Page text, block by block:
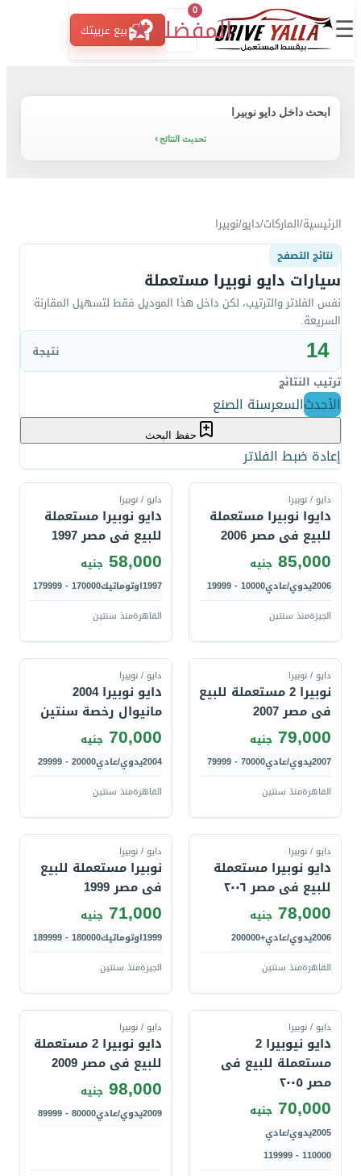
☰ المفضلة
0
★ بيع عربيتك
ابحث داخل دايو نوبيرا
تحديث النتائج
الرئيسية/الماركات/دايو/نوبيرا
نتائج التصفح
سيارات دايو نوبيرا مستعملة
نفس الفلاتر والترتيب، لكن داخل هذا الموديل فقط لتسهيل المقارنة
السريعة.
14
نتيجة
ترتيب النتائج
الأحدثالسعرسنة الصنع
حفظ البحث
إعادة ضبط الفلاتر
دايو / نوبيرا
دايوا نوبيرا مستعملة
للبيع فى مصر 2006
85,000 جنيه
2006يدوي/عادي10000 - 19999
الجيزةمنذ سنتين
دايو / نوبيرا
دايو نوبيرا مستعملة
للبيع فى مصر 1997
58,000 جنيه
1997اوتوماتيك170000 - 179999
القاهرةمنذ سنتين
دايو / نوبيرا
نوبيرا 2 مستعملة للبيع
فى مصر 2007
79,000 جنيه
2007يدوي/عادي70000 - 79999
القاهرةمنذ سنتين
دايو / نوبيرا
دايو نوبيرا 2004
مانيوال رخصة سنتين
70,000 جنيه
2004يدوي/عادي20000 - 29999
القاهرةمنذ سنتين
دايو / نوبيرا
دايو نوبيرا مستعملة
للبيع فى مصر ٢٠٠٦
78,000 جنيه
2006يدوي/عادي+200000
القاهرةمنذ سنتين
دايو / نوبيرا
نوبيرا مستعملة للبيع
فى مصر 1999
71,000 جنيه
1999اوتوماتيك180000 - 189999
الجيزةمنذ سنتين
دايو / نوبيرا
دايو نيوبيرا 2
مستعملة للبيع فى
مصر ٢٠٠٥
70,000 جنيه
2005يدوي/عادي
110000 - 119999
دايو / نوبيرا
دايو نوبيرا 2 مستعملة
للبيع فى مصر 2009
98,000 جنيه
2009يدوي/عادي80000 - 89999